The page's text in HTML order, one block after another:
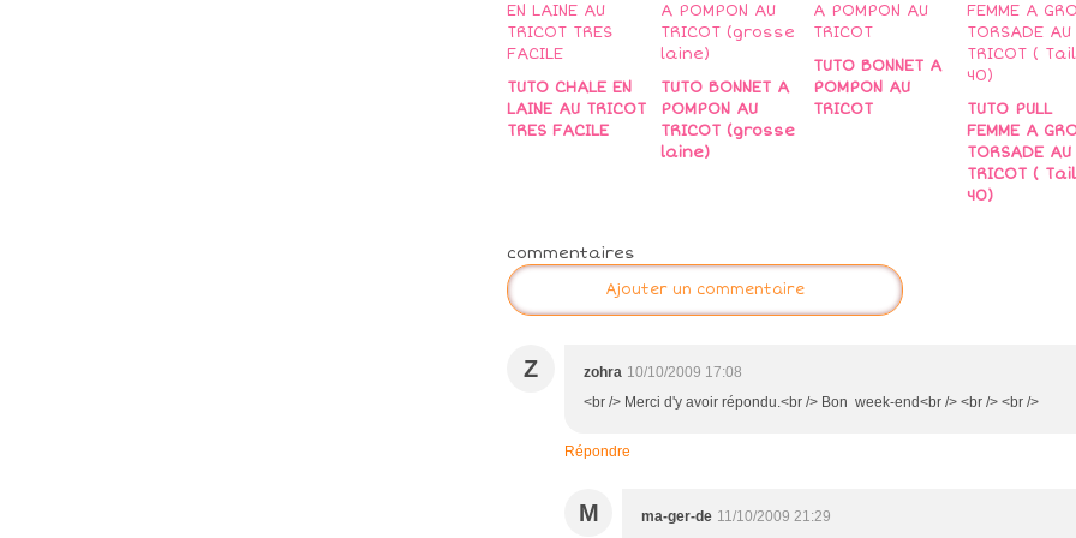
TUTO CHALE EN
LAINE AU TRICOT
TRES FACILE
TUTO BONNET A
POMPON AU
TRICOT (grosse
laine)
TUTO BONNET A
POMPON AU
TRICOT
TUTO PULL
FEMME A
TORSADE AU
TRICOT (
40)
commentaires
Ajouter un commentaire
Z zohra 10/10/2009 17:08
<br /> Merci d'y avoir répondu.<br /> Bon week-end<br /> <br /> <br />
Répondre
M ma-ger-de 11/10/2009 21:29